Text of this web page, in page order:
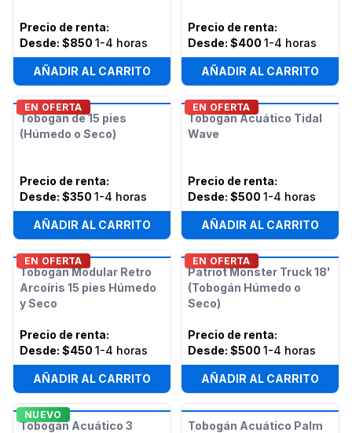
Precio de renta:
Desde: $850 1-4 horas
AÑADIR AL CARRITO
Precio de renta:
Desde: $400 1-4 horas
AÑADIR AL CARRITO
EN OFERTA
Tobogán de 15 pies
(Húmedo o Seco)
Precio de renta:
Desde: $350 1-4 horas
AÑADIR AL CARRITO
EN OFERTA
Tobogán Acuático Tidal
Wave
Precio de renta:
Desde: $500 1-4 horas
AÑADIR AL CARRITO
EN OFERTA
Tobogán Modular Retro
Arcoíris 15 pies Húmedo
y Seco
Precio de renta:
Desde: $450 1-4 horas
AÑADIR AL CARRITO
EN OFERTA
Patriot Monster Truck 18'
(Tobogán Húmedo o
Seco)
Precio de renta:
Desde: $500 1-4 horas
AÑADIR AL CARRITO
NUEVO
Tobogán Acuático 3
Tobogán Acuático Palm